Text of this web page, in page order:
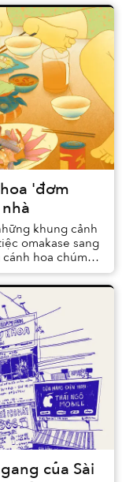
'đơm
khung cảnh
omakase sang
hoa chúm
của Sài